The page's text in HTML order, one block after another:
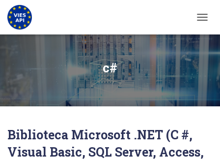
c#
Biblioteca Microsoft .NET (C #,
Visual Basic, SQL Server, Access,